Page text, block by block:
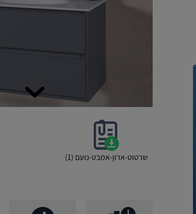
שרטוט-ארון-אמבט-נועם (1)